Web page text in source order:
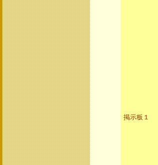
掲示板１